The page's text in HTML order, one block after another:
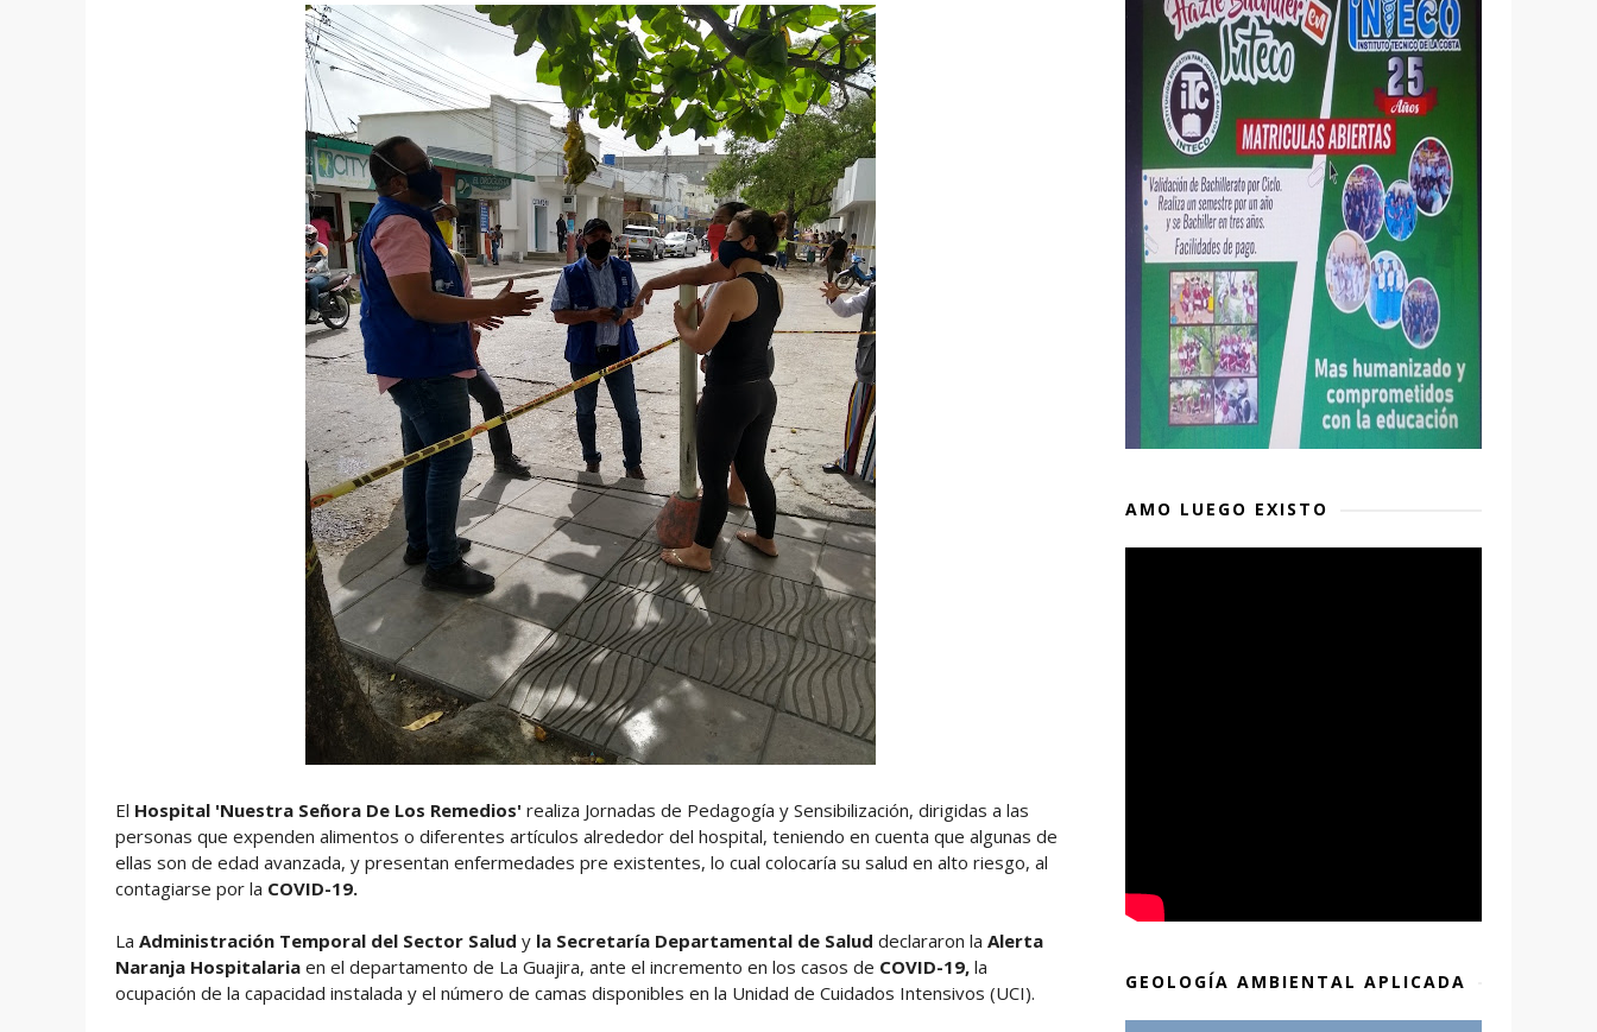
El Hospital 'Nuestra Señora De Los Remedios' realiza Jornadas de Pedagogía y Sensibilización, dirigidas a las
personas que expenden alimentos o diferentes artículos alrededor del hospital, teniendo en cuenta que algunas de
ellas son de edad avanzada, y presentan enfermedades pre existentes, lo cual colocaría su salud en alto riesgo, al
contagiarse por la COVID-19.
La Administración Temporal del Sector Salud y la Secretaría Departamental de Salud declararon la Alerta
Naranja Hospitalaria en el departamento de La Guajira, ante el incremento en los casos de COVID-19, la
ocupación de la capacidad instalada y el número de camas disponibles en la Unidad de Cuidados Intensivos (UCI).
AMO LUEGO EXISTO
GEOLOGÍA AMBIENTAL APLICADA